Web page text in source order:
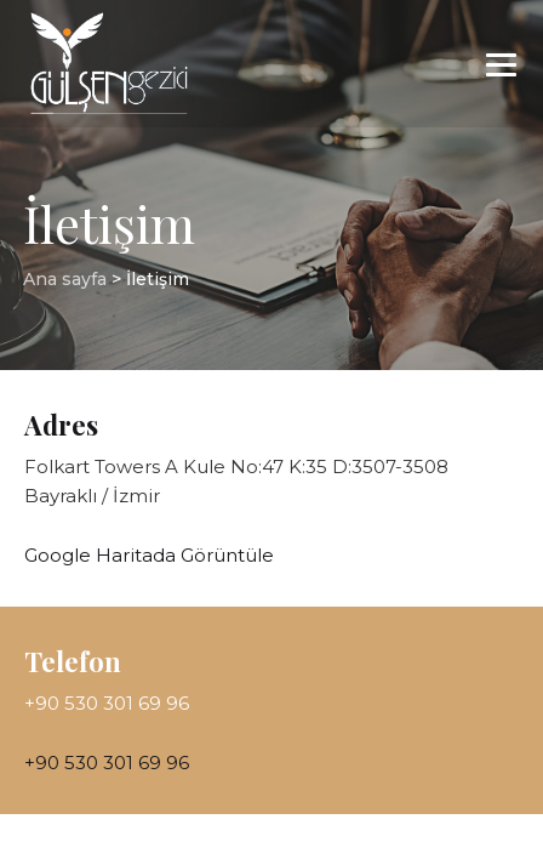
İletişim
Ana sayfa >İletişim
Adres
Folkart Towers A Kule No:47 K:35 D:3507-3508
Bayraklı / İzmir
Google Haritada Görüntüle
Telefon
+90 530 301 69 96
+90 530 301 69 96